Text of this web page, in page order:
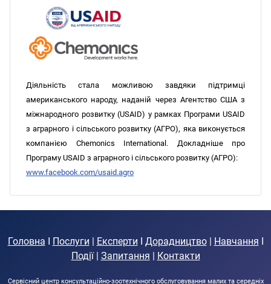
Діяльність стала можливою завдяки підтримці
американського народу, наданій через Агентство США з
міжнародного розвитку (USAID) у рамках Програми USAID
з аграрного і сільського розвитку (АГРО), яка виконується
компанією Chemonics International. Докладніше про
Програму USAID з аграрного і сільського розвитку (АГРО):
www.facebook.com/usaid.agro
Головна Послуги Експерти Дорадництво| Навчання
Події | Запитання Контакти
Сервісний центр консультаційно-зоотехнічного обслуговування малих та середніх